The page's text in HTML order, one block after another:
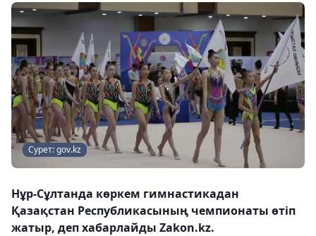
Сурет: gov.kz
Нұр-Сұлтанда көркем гимнастикадан
Қазақстан Республикасының чемпионаты өтіп
жатыр, деп хабарлайды Zakon.kz.